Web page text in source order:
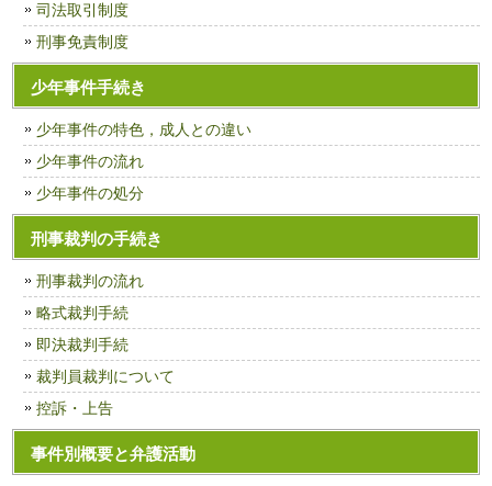
司法取引制度
刑事免責制度
少年事件手続き
少年事件の特色，成人との違い
少年事件の流れ
少年事件の処分
刑事裁判の手続き
刑事裁判の流れ
略式裁判手続
即決裁判手続
裁判員裁判について
控訴・上告
事件別概要と弁護活動